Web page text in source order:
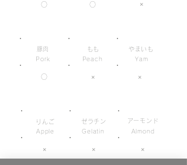
○ ○ ×
豚肉
Pork
○
もも
Peach
×
Yam
やまいも
×
Apple
りんご
×
Gelatin
ゼラチン
×
Almond
アーモンド
×